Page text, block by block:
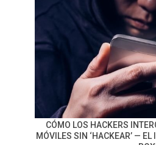
CÓMO LOS HACKERS
MÓVILES SIN ‘HACKEAR’ —